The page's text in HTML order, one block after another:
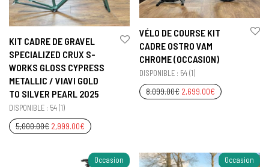
KIT CADRE DE GRAVEL
SPECIALIZED CRUX S-
WORKS GLOSS CYPRESS
METALLIC / VIAVI GOLD
TO SILVER PEARL 2025
DISPONIBLE : 54 (1)
5,000.00€ 2,999.00€
VÉLO DE COURSE KIT
CADRE OSTRO VAM
CHROME (OCCASION)
DISPONIBLE : 54 (1)
8,099.00€ 2,699.00€
Occasion Occasion